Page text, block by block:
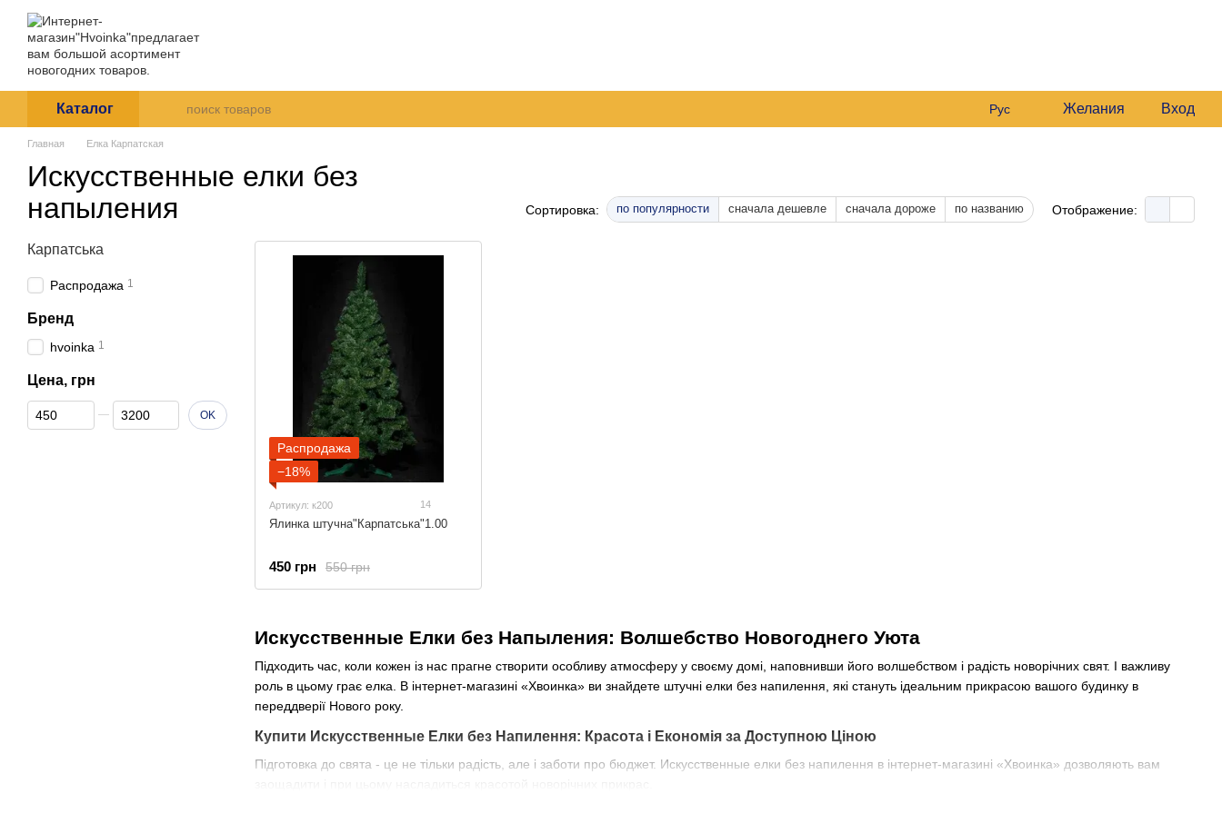
Перейти к основному контенту
Каталог Рус Желания Вход
Главная Елка Карпатская
Искусственные елки без
напыления
Сортировка: по популярности сначала дешевле сначала дороже по названию Отображение:
Искусственные Елки без Напыления: Волшебство Новогоднего Уюта
Підходить час, коли кожен із нас прагне створити особливу атмосферу у своєму домі, наповнивши його волшебством і радість новорічних свят. І важливу
роль в цьому грає елка. В інтернет-магазині «Хвоинка» ви знайдете штучні елки без напилення, які стануть ідеальним прикрасою вашого будинку в
переддверії Нового року.
Купити Искусственные Елки без Напилення: Красота і Економія за Доступною Ціною
Підготовка до свята - це не тільки радість, але і заботи про бюджет. Искусственные елки без напилення в інтернет-магазині «Хвоинка» дозволяють вам
Распродажа
−18%
Артикул: к200 14
Ялинка штучна"Карпатська"1.00
550 грн
450 грн
Карпатська
Распродажа 1
Бренд
hvoinka 1
Цена, грн
От Цена, грн
До Цена, грн OK